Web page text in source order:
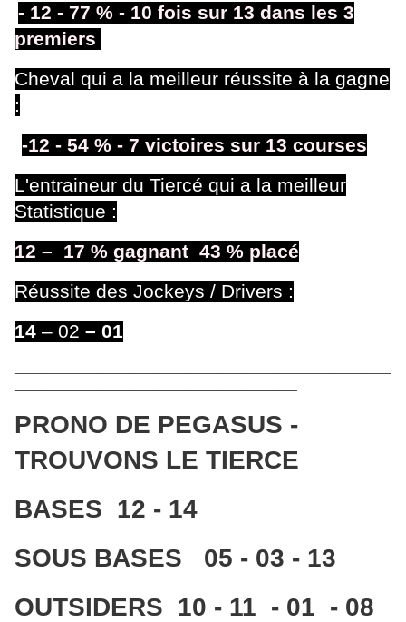
- 12 - 77 % - 10 fois sur 13 dans les 3
premiers
Cheval qui a la meilleur réussite à la gagne
:
-12 - 54 % - 7 victoires sur 13 courses
L'entraineur du Tiercé qui a la meilleur
Statistique :
12 – 17 % gagnant 43 % placé
Réussite des Jockeys / Drivers :
14 – 02 – 01
PRONO DE PEGASUS -
TROUVONS LE TIERCE
BASES 12 - 14
SOUS BASES 05 - 03 - 13
OUTSIDERS 10 - 11 - 01 - 08